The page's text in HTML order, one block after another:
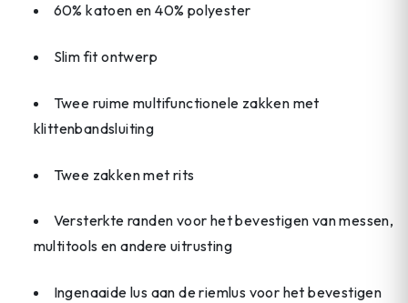
60% katoen en 40% polyester
Slim fit ontwerp
Twee ruime multifunctionele zakken met
klittenbandsluiting
Twee zakken met rits
Versterkte randen voor het bevestigen van messen,
multitools en andere uitrusting
Ingenaaide lus aan de riemlus voor het bevestigen